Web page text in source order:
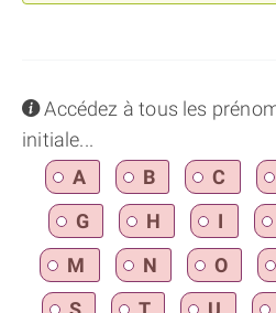
infoAccédez à tous les
initiale...
A
B C
G
H I
M
N O